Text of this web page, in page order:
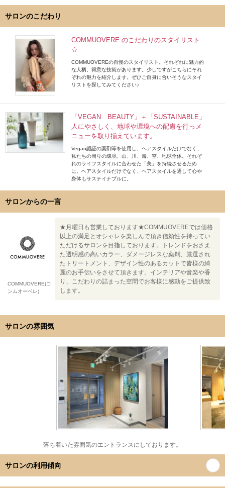
サロンのこだわり
COMMUOVERE のこだわりのスタイリスト
☆
COMMUOVEREの自慢のスタイリスト。それぞれに魅力的
な人柄、得意な技術があります。少しですがこちらにそれ
ぞれの魅力を紹介します。ぜひご自身に合いそうなスタイ
リストを探してみてください♪
「VEGAN BEAUTY」＋「SUSTAINABLE」
人にやさしく、地球や環境への配慮を行っメ
ニューを取り揃えています。
Vegan認証の薬剤等を使用し、ヘアスタイルだけでなく、
私たちの周りの環境、山、川、海、空、地球全体。それぞ
れのライフスタイルに合わせた「美」を持続させるため
に。ヘアスタイルだけでなく、ヘアスタイルを通して心や
身体もサステイナブルに。
サロンからの一言
COMMUOVERE(コ
ンムオーベレ)
★月曜日も営業しております★COMMUOVEREでは価格
以上の満足とオシャレを楽しんで頂き信頼性を持ってい
ただけるサロンを目指しております。トレンドをおさえ
た透明感の高いカラー、ダメージレスな薬剤、厳選され
たトリートメント、デザイン性のあるカットで皆様の綺
麗のお手伝いをさせて頂きます。インテリアや音楽や香
り、こだわりの詰まった空間でお客様に感動をご提供致
します。
サロンの雰囲気
落ち着いた雰囲気のエントランスにしております。
サロンの利用傾向